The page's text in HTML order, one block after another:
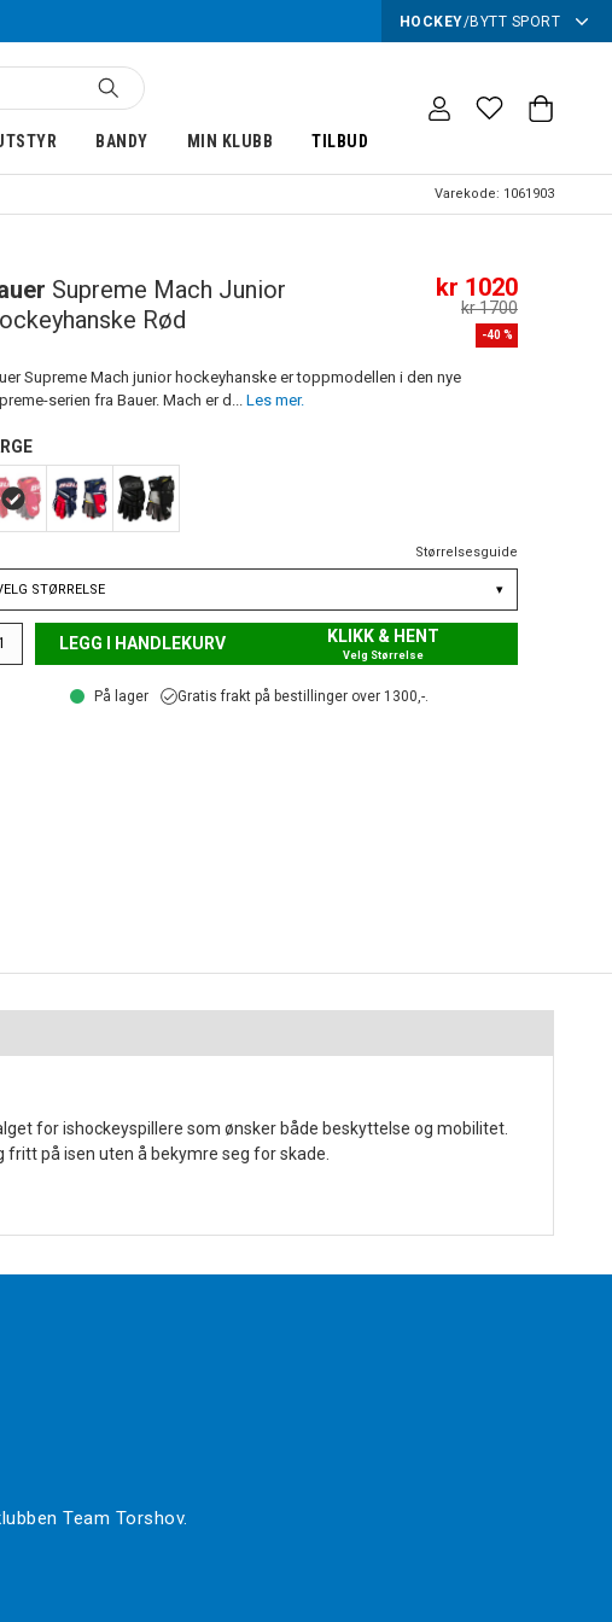
HOCKEY/BYTT SPORT
BANDY MIN KLUBB TILBUD
Varekode: 1061903
-40 %
Supreme Mach Junior
Rød
kr 1020
kr 1700
Supreme Mach junior hockeyhanske er toppmodellen i den nye
serien fra Bauer. Mach er d... Les mer.
Størrelsesguide
STØRRELSE ▾
LEGG I HANDLEKURV KLIKK & HENT
Velg Størrelse
På lager Gratis frakt på bestillinger over 1300,-.
for ishockeyspillere som ønsker både beskyttelse og mobilitet.
på isen uten å bekymre seg for skade.
Team Torshov.